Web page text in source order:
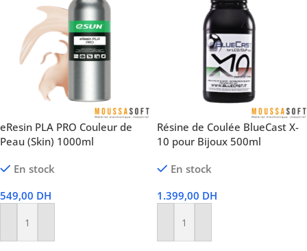
eResin PLA PRO Couleur de
Peau (Skin) 1000ml
En stock
549,00 DH
Ajouter Au Panier
Résine de Coulée BlueCast X-
10 pour Bijoux 500ml
En stock
1.399,00 DH
Ajouter Au Panier